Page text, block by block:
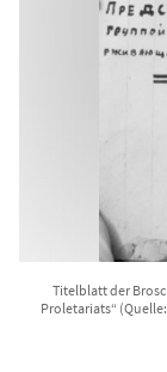
Titelblatt der
Proletariats“